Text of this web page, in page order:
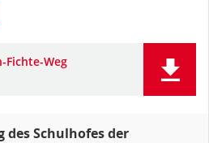
Fichte-Weg
Schulhofes der